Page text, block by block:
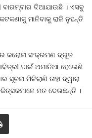
ବାରମ୍ବାର ଦିଆଯାଉଛି । ଏସବୁ
ମାନିବାକୁ ରାଜି ନୁହନ୍ତି
କରୋନା ସଂକ୍ରମଣ ଦ୍ରୁତ
ପାଇଁ ଅମାନିଆ ହେଲେଣି
ମିଳିଲାଣି ତାହା ଦ୍ୱାରା
ମତ ଦେଉଛନ୍ତି ।